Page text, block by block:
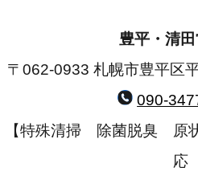
豊平・清
〒062-0933 札幌市豊平区
090-
【特殊清掃 除菌脱臭 原
応